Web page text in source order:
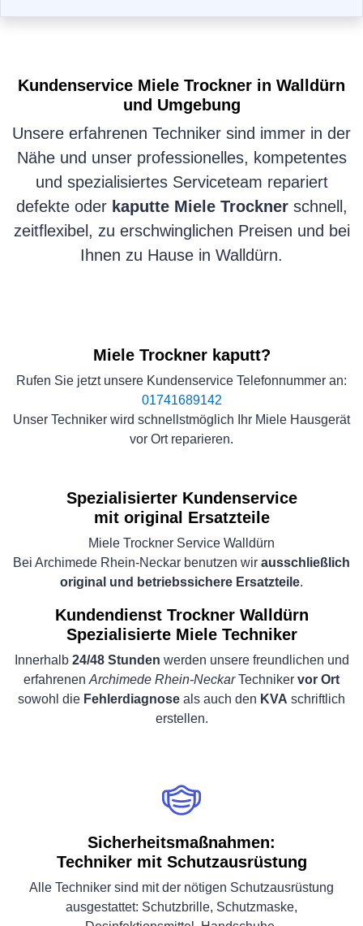
Kundenservice Miele Trockner in Walldürn
und Umgebung
Unsere erfahrenen Techniker sind immer in der
Nähe und unser professionelles, kompetentes
und spezialisiertes Serviceteam repariert
defekte oder kaputte Miele Trocknerschnell,
zeitflexibel, zu erschwinglichen Preisen und bei
Ihnen zu Hause in Walldürn.
Miele Trockner kaputt?
Rufen Sie jetzt unsere Kundenservice Telefonnummer an:
01741689142
Unser Techniker wird schnellstmöglich Ihr Miele Hausgerät
vor Ort reparieren.
Spezialisierter Kundenservice
mit original Ersatzteile
Miele Trockner Service Walldürn
Bei Archimede Rhein-Neckar benutzen wir ausschließlich
original und betriebssichere Ersatzteile.
Kundendienst Trockner Walldürn
Spezialisierte Miele Techniker
Innerhalb 24/48 Stunden werden unsere freundlichen und
erfahrenen Archimede Rhein-NeckarTechniker vor Ort
sowohl die Fehlerdiagnose als auch den KVA schriftlich
erstellen.
Sicherheitsmaßnahmen:
Techniker mit Schutzausrüstung
Alle Techniker sind mit der nötigen Schutzausrüstung
ausgestattet: Schutzbrille, Schutzmaske,